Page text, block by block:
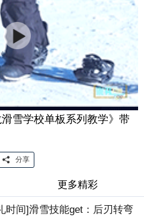
雪学校单板系列教学》带
分享
更多精彩
时间]滑雪技能get：后刃转弯